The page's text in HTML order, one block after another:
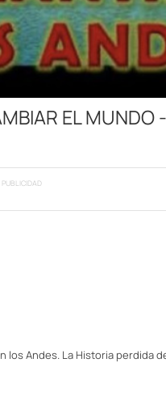
EL MUNDO
PUBLICIDAD
los Andes. La Historia perdida